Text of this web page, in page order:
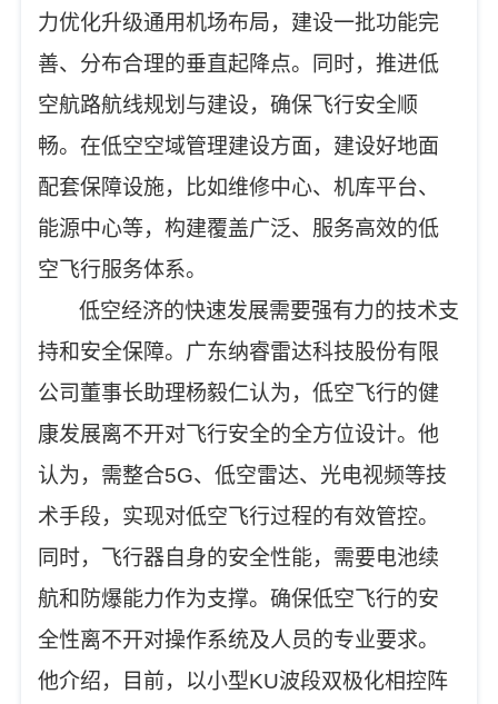
力优化升级通用机场布局，建设一批功能完
善、分布合理的垂直起降点。同时，推进低
空航路航线规划与建设，确保飞行安全顺
畅。在低空空域管理建设方面，建设好地面
配套保障设施，比如维修中心、机库平台、
能源中心等，构建覆盖广泛、服务高效的低
空飞行服务体系。
低空经济的快速发展需要强有力的技术支
持和安全保障。广东纳睿雷达科技股份有限
公司董事长助理杨毅仁认为，低空飞行的健
康发展离不开对飞行安全的全方位设计。他
认为，需整合5G、低空雷达、光电视频等技
术手段，实现对低空飞行过程的有效管控。
同时，飞行器自身的安全性能，需要电池续
航和防爆能力作为支撑。确保低空飞行的安
全性离不开对操作系统及人员的专业要求。
他介绍，目前，以小型KU波段双极化相控阵